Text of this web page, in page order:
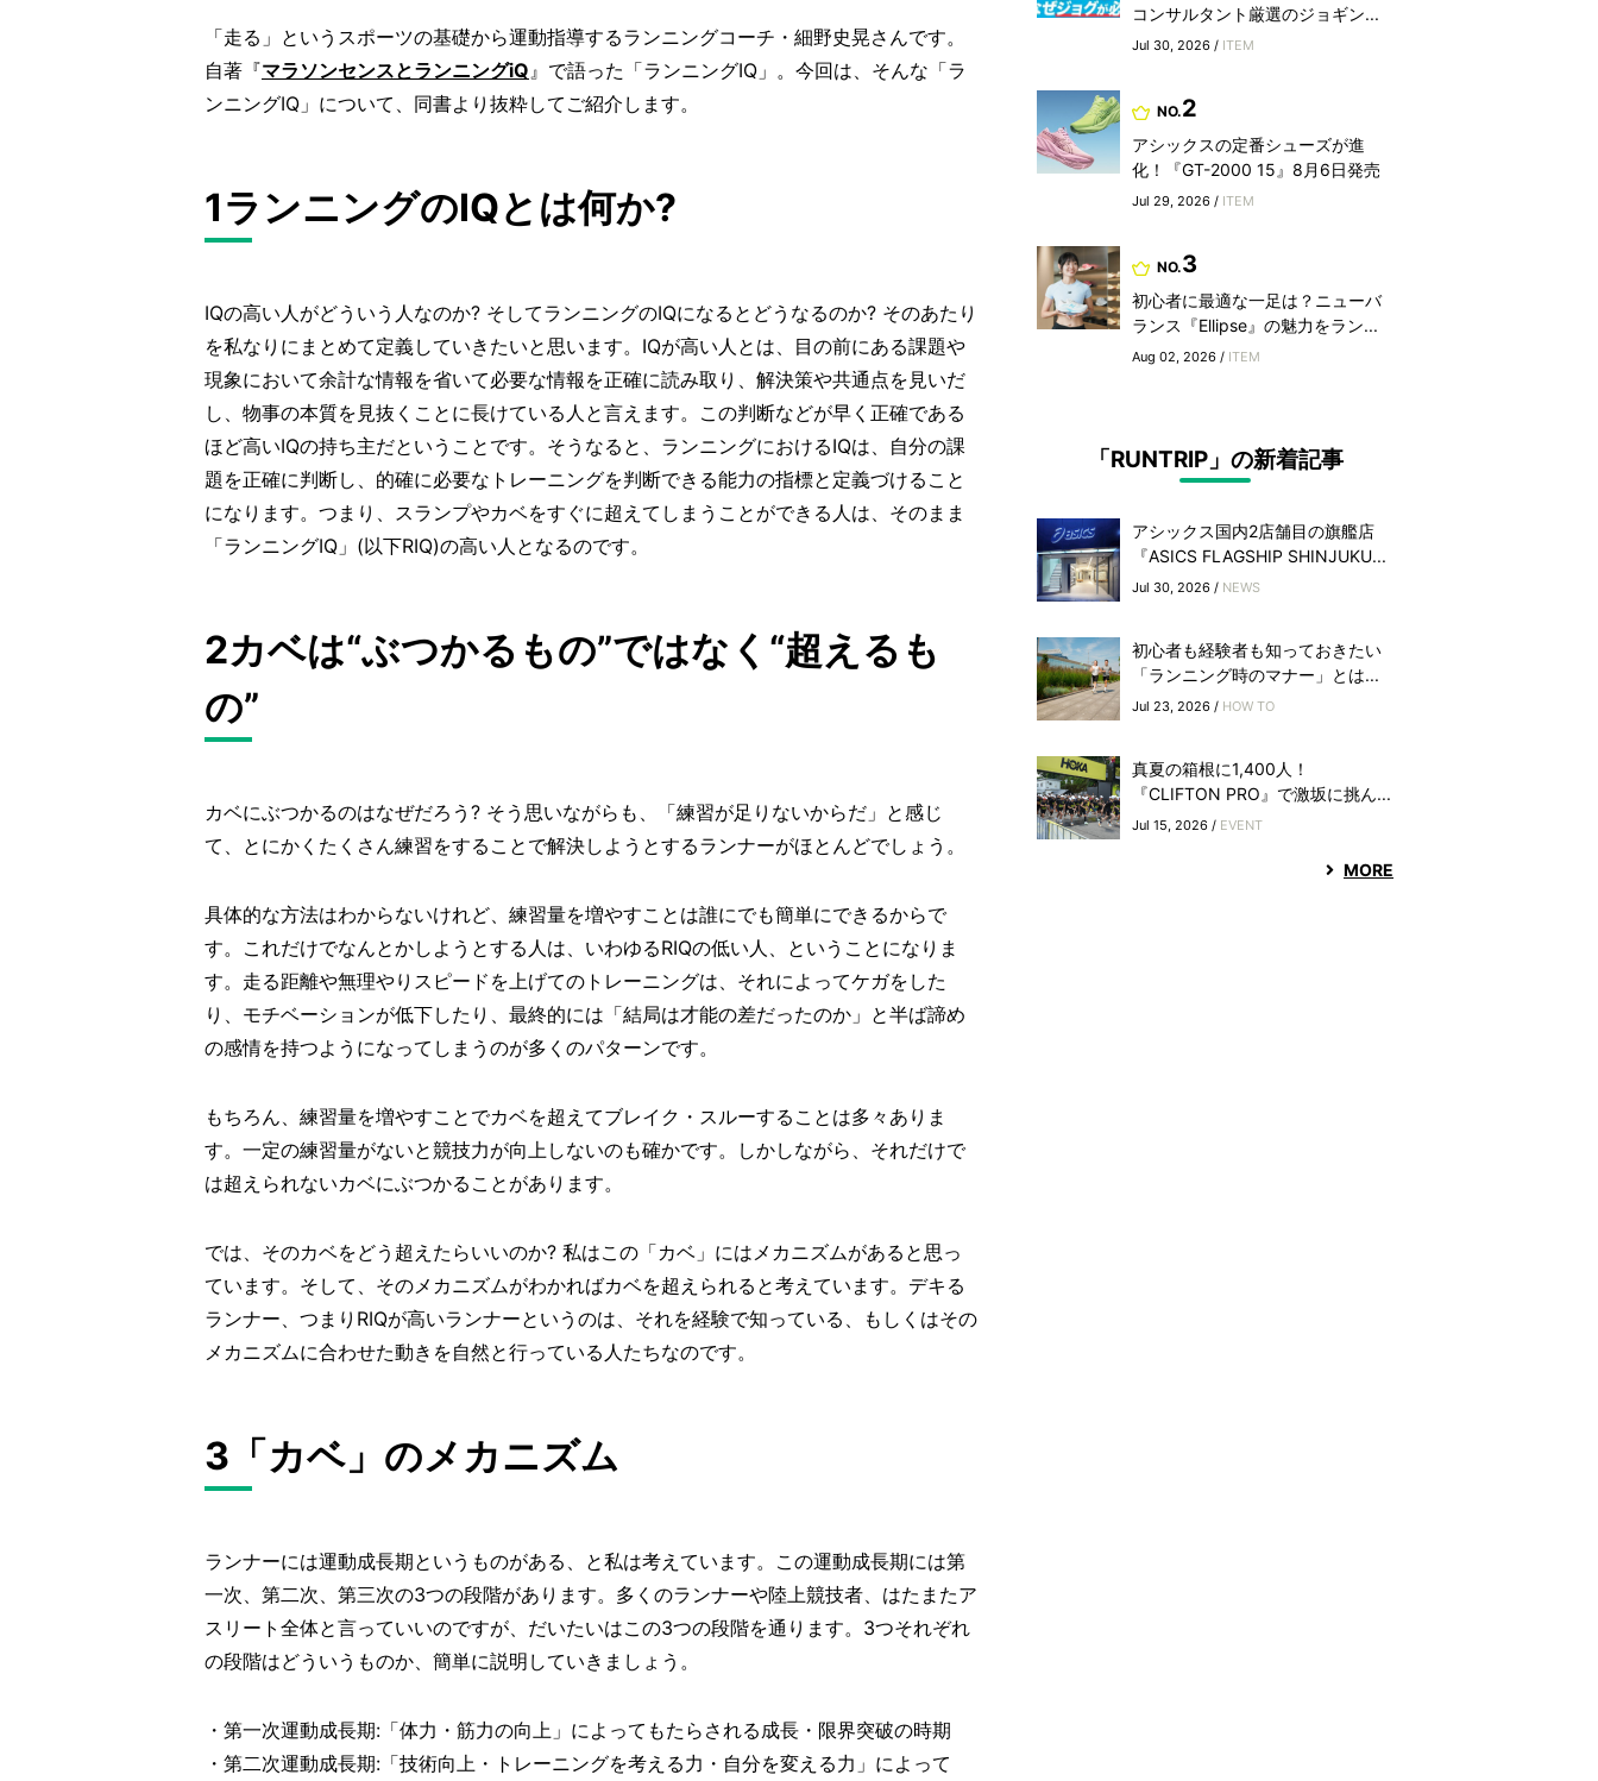
「走る」というスポーツの基礎から運動指導するランニングコーチ・細野史晃さんです。
自著『マラソンセンスとランニングiQ』で語った「ランニングIQ」。今回は、そんな「ラ
ンニングIQ」について、同書より抜粋してご紹介します。
1ランニングのIQとは何か?
IQの高い人がどういう人なのか? そしてランニングのIQになるとどうなるのか? そのあたり
を私なりにまとめて定義していきたいと思います。IQが高い人とは、目の前にある課題や
現象において余計な情報を省いて必要な情報を正確に読み取り、解決策や共通点を見いだ
し、物事の本質を見抜くことに長けている人と言えます。この判断などが早く正確である
ほど高いIQの持ち主だということです。そうなると、ランニングにおけるIQは、自分の課
題を正確に判断し、的確に必要なトレーニングを判断できる能力の指標と定義づけること
になります。つまり、スランプやカベをすぐに超えてしまうことができる人は、そのまま
「ランニングIQ」(以下RIQ)の高い人となるのです。
2カベは“ぶつかるもの”ではなく“超えるも
の”
カベにぶつかるのはなぜだろう? そう思いながらも、「練習が足りないからだ」と感じ
て、とにかくたくさん練習をすることで解決しようとするランナーがほとんどでしょう。
具体的な方法はわからないけれど、練習量を増やすことは誰にでも簡単にできるからで
す。これだけでなんとかしようとする人は、いわゆるRIQの低い人、ということになりま
す。走る距離や無理やりスピードを上げてのトレーニングは、それによってケガをした
り、モチベーションが低下したり、最終的には「結局は才能の差だったのか」と半ば諦め
の感情を持つようになってしまうのが多くのパターンです。
もちろん、練習量を増やすことでカベを超えてブレイク・スルーすることは多々ありま
す。一定の練習量がないと競技力が向上しないのも確かです。しかしながら、それだけで
は超えられないカベにぶつかることがあります。
では、そのカベをどう超えたらいいのか? 私はこの「カベ」にはメカニズムがあると思っ
ています。そして、そのメカニズムがわかればカベを超えられると考えています。デキる
ランナー、つまりRIQが高いランナーというのは、それを経験で知っている、もしくはその
メカニズムに合わせた動きを自然と行っている人たちなのです。
3「カベ」のメカニズム
ランナーには運動成長期というものがある、と私は考えています。この運動成長期には第
一次、第二次、第三次の3つの段階があります。多くのランナーや陸上競技者、はたまたア
スリート全体と言っていいのですが、だいたいはこの3つの段階を通ります。3つそれぞれ
の段階はどういうものか、簡単に説明していきましょう。
・第一次運動成長期:「体力・筋力の向上」によってもたらされる成長・限界突破の時期
・第二次運動成長期:「技術向上・トレーニングを考える力・自分を変える力」によって
コンサルタント厳選のジョギン...
Jul 30, 2026 / ITEM
NO.2
アシックスの定番シューズが進
化！『GT-2000 15』8月6日発売
Jul 29, 2026 / ITEM
NO.3
初心者に最適な一足は？ニューバ
ランス『Ellipse』の魅力をラン...
Aug 02, 2026 / ITEM
「RUNTRIP」の新着記事
アシックス国内2店舗目の旗艦店
『ASICS FLAGSHIP SHINJUKU...
Jul 30, 2026 / NEWS
初心者も経験者も知っておきたい
「ランニング時のマナー」とは...
Jul 23, 2026 / HOW TO
真夏の箱根に1,400人！
『CLIFTON PRO』で激坂に挑ん...
Jul 15, 2026 / EVENT
MORE